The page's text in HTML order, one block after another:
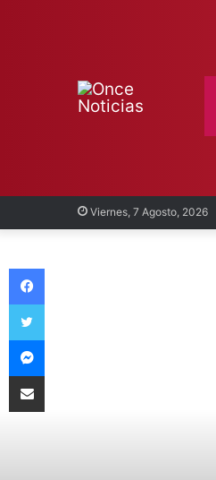
Viernes, 7 Agosto, 2026
Facebook
Twitter
Messenger
Compartir vía Email